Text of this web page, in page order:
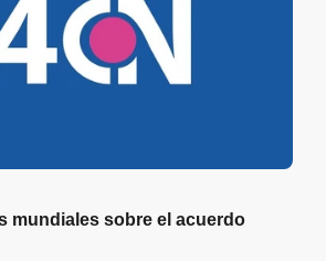
mundiales sobre el acuerdo